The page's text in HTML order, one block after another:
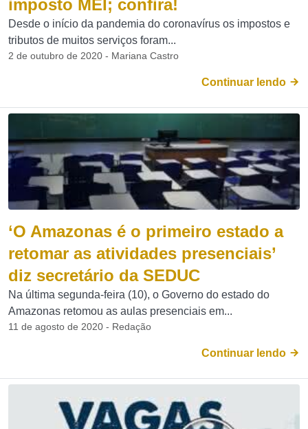
imposto MEI; confira!
Desde o início da pandemia do coronavírus os impostos e
tributos de muitos serviços foram...
2 de outubro de 2020 - Mariana Castro
Continuar lendo
‘O Amazonas é o primeiro estado a
retomar as atividades presenciais’
diz secretário da SEDUC
Na última segunda-feira (10), o Governo do estado do
Amazonas retomou as aulas presenciais em...
11 de agosto de 2020 - Redação
Continuar lendo